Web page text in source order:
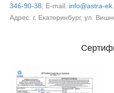
346-90-38 , E‑mail: info@astra-
Адрес: г. Екатеринбург, ул.